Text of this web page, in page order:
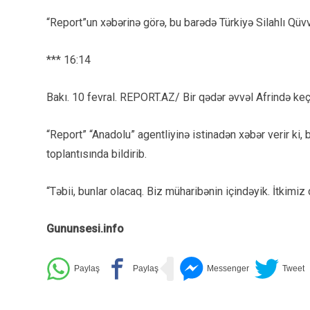
“Report”un xəbərinə görə, bu barədə Türkiyə Silahlı
*** 16:14
Bakı. 10 fevral. REPORT.AZ/ Bir qədər əvvəl Afrində
“Report” “Anadolu” agentliyinə istinadən xəbər verir
toplantısında bildirib.
“Təbii, bunlar olacaq. Biz müharibənin içindəyik.
Gununsesi.info